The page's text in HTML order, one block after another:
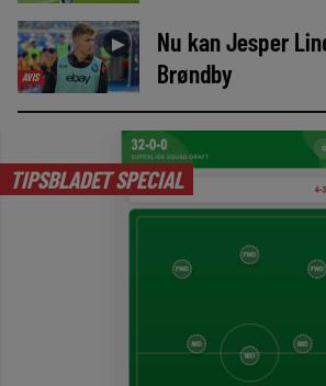
AVIS
►
Nu kan Jesper
Brøndby
TIPSBLADET SPECIAL